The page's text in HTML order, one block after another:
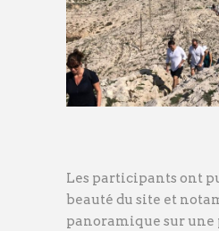
Les participants ont
beauté du site et
panoramique sur une